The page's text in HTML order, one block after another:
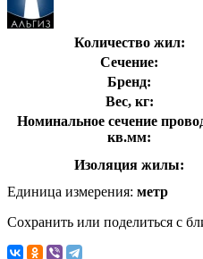
Количество жил:
Сечение:
Бренд:
Вес, кг:
Номинальное сечение
кв.мм:
Изоляция жилы:
Единица измерения: метр
Сохранить или поделиться с